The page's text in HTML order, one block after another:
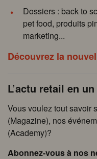
Dossiers : back to
pet food, produits
marketing...
Découvrez la
L’actu retail en
Vous voulez tout savoir
(Magazine), nos
(Academy)?
Abonnez-vous à nos